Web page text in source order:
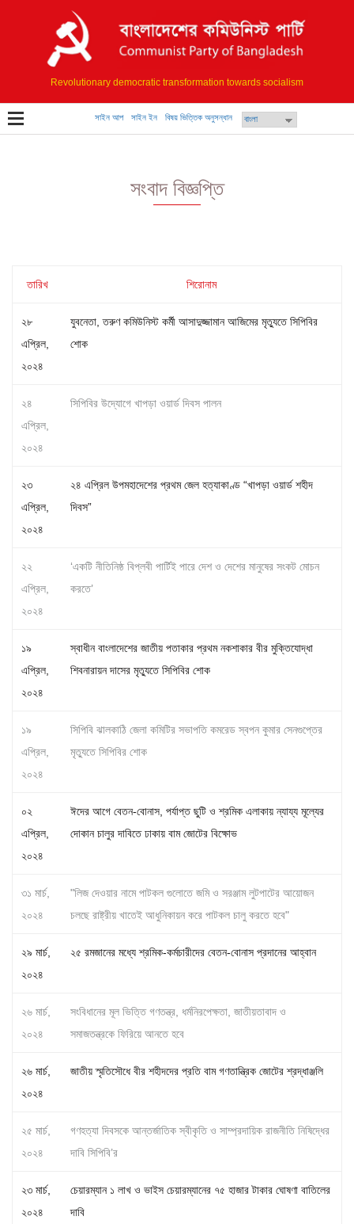
Revolutionary democratic transformation towards socialism
সাইন আপ সাইন ইন বিষয় ভিত্তিক অনুসন্ধান
সংবাদ বিজ্ঞপ্তি
তারিখ শিরোনাম
২৮
এপ্রিল,
২০২৪
যুবনেতা, তরুণ কমিউনিস্ট কর্মী আসাদুজ্জামান আজিমের মৃত্যুতে সিপিবির
শোক
২৪
এপ্রিল,
২০২৪
সিপিবির উদ্যোগে খাপড়া ওয়ার্ড দিবস পালন
২৩
এপ্রিল,
২০২৪
২৪ এপ্রিল উপমহাদেশের প্রথম জেল হত্যাকাণ্ড “খাপড়া ওয়ার্ড শহীদ
দিবস”
২২
এপ্রিল,
২০২৪
‘একটি নীতিনিষ্ঠ বিপ্লবী পার্টিই পারে দেশ ও দেশের মানুষের সংকট মোচন
করতে’
১৯
এপ্রিল,
২০২৪
স্বাধীন বাংলাদেশের জাতীয় পতাকার প্রথম নকশাকার বীর মুক্তিযোদ্ধা
শিবনারায়ন দাসের মৃত্যুতে সিপিবির শোক
১৯
এপ্রিল,
২০২৪
সিপিবি ঝালকাঠি জেলা কমিটির সভাপতি কমরেড স্বপন কুমার সেনগুপ্তের
মৃত্যুতে সিপিবির শোক
০২
এপ্রিল,
২০২৪
ঈদের আগে বেতন-বোনাস, পর্যাপ্ত ছুটি ও শ্রমিক এলাকায় ন্যায্য মূল্যের
দোকান চালুর দাবিতে ঢাকায় বাম জোটের বিক্ষোভ
৩১ মার্চ,
২০২৪
"লিজ দেওয়ার নামে পাটকল গুলোতে জমি ও সরঞ্জাম লুটপাটের আয়োজন
চলছে রাষ্ট্রীয় খাতেই আধুনিকায়ন করে পাটকল চালু করতে হবে"
২৯ মার্চ,
২০২৪
২৫ রমজানের মধ্যে শ্রমিক-কর্মচারীদের বেতন-বোনাস প্রদানের আহ্বান
২৬ মার্চ,
২০২৪
সংবিধানের মূল ভিত্তি গণতন্ত্র, ধর্মনিরপেক্ষতা, জাতীয়তাবাদ ও
সমাজতন্ত্রকে ফিরিয়ে আনতে হবে
২৬ মার্চ,
২০২৪
জাতীয় স্মৃতিসৌধে বীর শহীদদের প্রতি বাম গণতান্ত্রিক জোটের শ্রদ্ধাঞ্জলি
২৫ মার্চ,
২০২৪
গণহত্যা দিবসকে আন্তর্জাতিক স্বীকৃতি ও সাম্প্রদায়িক রাজনীতি নিষিদ্ধের
দাবি সিপিবি’র
২৩ মার্চ,
২০২৪
চেয়ারম্যান ১ লাখ ও ভাইস চেয়ারম্যানের ৭৫ হাজার টাকার ঘোষণা বাতিলের
দাবি